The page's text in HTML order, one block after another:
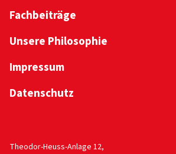
Fachbeiträge
Unsere Philosophie
Impressum
Datenschutz
Theodor-Heuss-Anlage 12,